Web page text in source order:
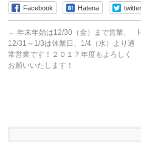
Facebook Hatena twitter
← 年末年始は12/30（金）まで営業、
12/31～1/3は休業日、1/4（水）より通
常営業です！２０１７年度もよろしく
お願いいたします！